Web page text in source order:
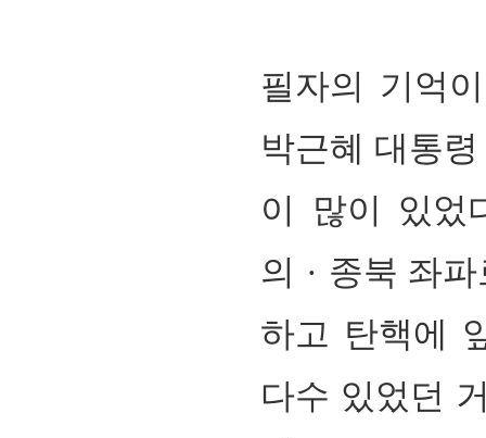
필자의 기억
박근혜 대통
이 많이 있었
의 · 종북 좌
하고 탄핵에
다수 있었던